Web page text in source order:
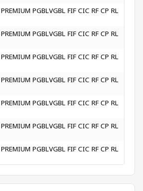
PGBLVGBL FIF CIC RF CP RL
PGBLVGBL FIF CIC RF CP RL
PGBLVGBL FIF CIC RF CP RL
PGBLVGBL FIF CIC RF CP RL
PGBLVGBL FIF CIC RF CP RL
PGBLVGBL FIF CIC RF CP RL
PGBLVGBL FIF CIC RF CP RL